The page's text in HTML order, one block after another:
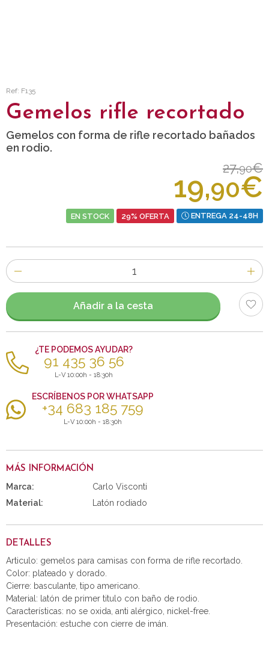
Ref: F135
Gemelos rifle recortado
Gemelos con forma de rifle recortado bañados
en rodio.
27,90€
19,90€
EN STOCK 29% OFERTA ENTREGA 24-48H
Número
de
artículos
Añadir a la cesta
¿TE PODEMOS AYUDAR?
91 435 36 56
L-V 10:00h - 18:30h
ESCRÍBENOS POR WHATSAPP
+34 683 185 759
L-V 10:00h - 18:30h
MÁS INFORMACIÓN
Marca:
Carlo Visconti
Material:
Latón rodiado
DETALLES
Articulo: gemelos para camisas con forma de rifle recortado.
Color: plateado y dorado.
Cierre: basculante, tipo americano.
Material: latón de primer titulo con baño de rodio.
Características: no se oxida, anti alérgico, nickel-free.
Presentación: estuche con cierre de imán.